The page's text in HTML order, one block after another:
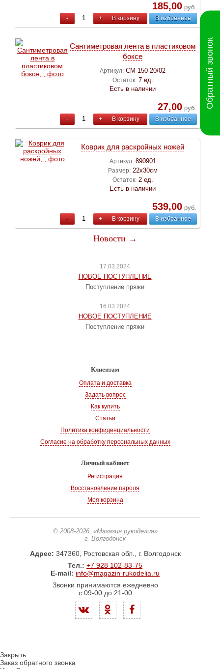
185,00руб.
- + В корзину В избранное
Сантиметровая лента в пластиковом
боксе
Артикул: СМ-150-20/02
Остаток: 7 ед.
Есть в наличии
27,00руб.
- + В корзину В избранное
Коврик для раскройных ножей
Артикул: 890901
Размер: 22х30см
Остаток: 2 ед.
Есть в наличии
539,00руб.
- + В корзину В избранное
Новости →
17.03.2024
НОВОЕ ПОСТУПЛЕНИЕ
Поступление пряжи
16.03.2024
НОВОЕ ПОСТУПЛЕНИЕ
Поступление пряжи
Клиентам
Оплата и доставка
Задать вопрос
Как купить
Статьи
Политика конфиденциальности
Согласие на обработку персональных данных
Личный кабинет
Регистрация
Восстановление пароля
Моя корзина
© 2008-2026, «Магазин рукоделия»
г. Волгодонск
Адрес: 347360, Ростовская обл., г. Волгодонск
Тел.: +7 928 102-83-75
E-mail: info@magazin-rukodelia.ru
Звонки принимаются ежедневно
с 09-00 до 21-00
Обратный звонок
Закрыть
Заказ обратного звонка